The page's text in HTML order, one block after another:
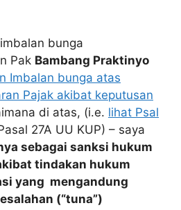
bunga
Pak Bambang Praktinyo
Imbalan bunga atas
Pajak akibat keputusan
di atas, (i.e. lihat Psal
27A UU KUP) – saya
sebagai sanksi hukum
tindakan hukum
yang mengandung
(“tuna”)